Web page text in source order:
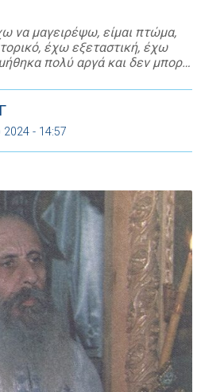
να μαγειρέψω, είμαι πτώμα,
έχω εξεταστική, έχω
πολύ αργά και δεν μπορώ
ο γονιός σου ή το παιδί σου
για να […]
2024 - 14:57